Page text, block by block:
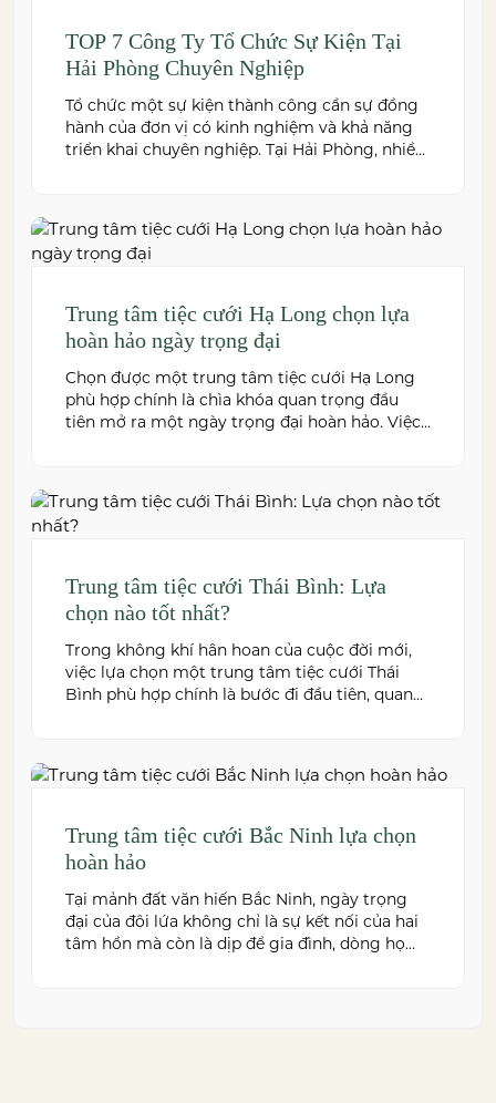
TOP 7 Công Ty Tổ Chức Sự Kiện Tại
Hải Phòng Chuyên Nghiệp
Tổ chức một sự kiện thành công cần sự đồng
hành của đơn vị có kinh nghiệm và khả năng
triển khai chuyên nghiệp. Tại Hải Phòng, nhiều
Trung tâm tiệc cưới Hạ Long chọn lựa
hoàn hảo ngày trọng đại
Chọn được một trung tâm tiệc cưới Hạ Long
phù hợp chính là chìa khóa quan trọng đầu
tiên mở ra một ngày trọng đại hoàn hảo. Việc
Trung tâm tiệc cưới Thái Bình: Lựa
chọn nào tốt nhất?
Trong không khí hân hoan của cuộc đời mới,
việc lựa chọn một trung tâm tiệc cưới Thái
Bình phù hợp chính là bước đi đầu tiên, quan
Trung tâm tiệc cưới Bắc Ninh lựa chọn
hoàn hảo
Tại mảnh đất văn hiến Bắc Ninh, ngày trọng
đại của đôi lứa không chỉ là sự kết nối của hai
tâm hồn mà còn là dịp để gia đình, dòng họ